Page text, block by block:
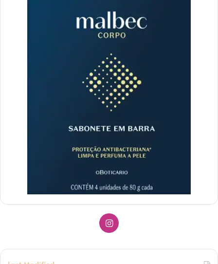
I